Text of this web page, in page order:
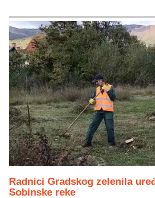
Radnici Gradskog zelenila
Sobinske reke